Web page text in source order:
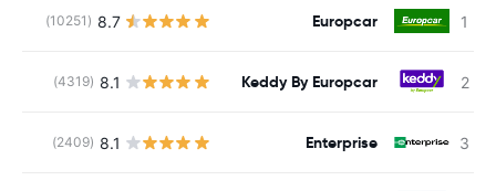
Europcar
8.7
(10251)
Keddy By Europcar
8.1
(4319)
Enterprise
8.1
(2409)